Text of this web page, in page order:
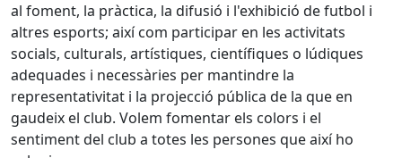
al foment, la pràctica, la difusió i l'exhibició de futbol i
altres esports; així com participar en les activitats
socials, culturals, artístiques, científiques o lúdiques
adequades i necessàries per mantindre la
representativitat i la projecció pública de la que en
gaudeix el club. Volem fomentar els colors i el
sentiment del club a totes les persones que així ho